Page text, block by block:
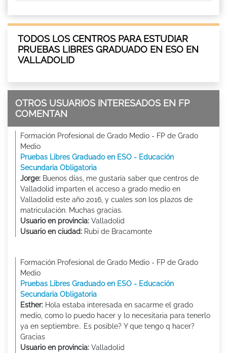
TODOS LOS CENTROS PARA ESTUDIAR
PRUEBAS LIBRES GRADUADO EN ESO EN
VALLADOLID
OTROS USUARIOS INTERESADOS EN FP
COMENTAN
Formación Profesional de Grado Medio - FP de Grado
Medio
Pruebas Libres Graduado en ESO - Educación
Secundaria Obligatoria
Jorge: Buenos días, me gustaría saber que centros de
Valladolid imparten el acceso a grado medio en
Valladolid este año 2016, y cuales son los plazos de
matriculación. Muchas gracias.
Usuario en provincia: Valladolid
Usuario en ciudad: Rubi de Bracamonte
Formación Profesional de Grado Medio - FP de Grado
Medio
Pruebas Libres Graduado en ESO - Educación
Secundaria Obligatoria
Esther: Hola estaba interesada en sacarme el grado
medio, como lo puedo hacer y lo necesitaria para tenerlo
ya en septiembre.. Es posible? Y que tengo q hacer?
Gracias
Usuario en provincia: Valladolid